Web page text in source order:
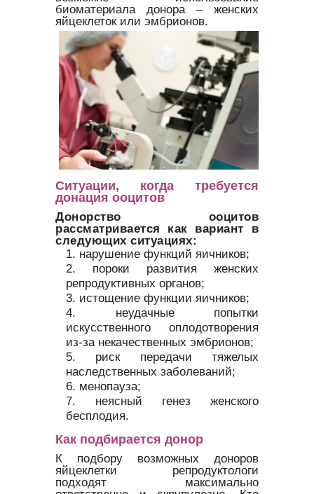
биоматериала донора – женских
яйцеклеток или эмбрионов.
Ситуации, когда требуется
донация ооцитов
Донорство ооцитов
рассматривается как вариант в
следующих ситуациях:
нарушение функций яичников;
пороки развития женских
репродуктивных органов;
истощение функции яичников;
неудачные попытки
искусственного оплодотворения
из-за некачественных эмбрионов;
риск передачи тяжелых
наследственных заболеваний;
менопауза;
неясный генез женского
бесплодия.
Как подбирается донор
К подбору возможных доноров
яйцеклетки репродуктологи
подходят максимально